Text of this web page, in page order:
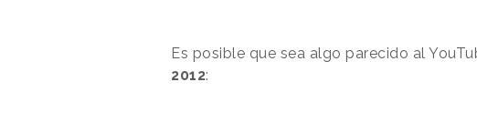
Es posible que sea algo parecido al
2012: